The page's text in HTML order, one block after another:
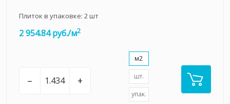
Плиток в упаковке: 2шт
2 954.84 руб./м2
– +
м2
шт.
упак.